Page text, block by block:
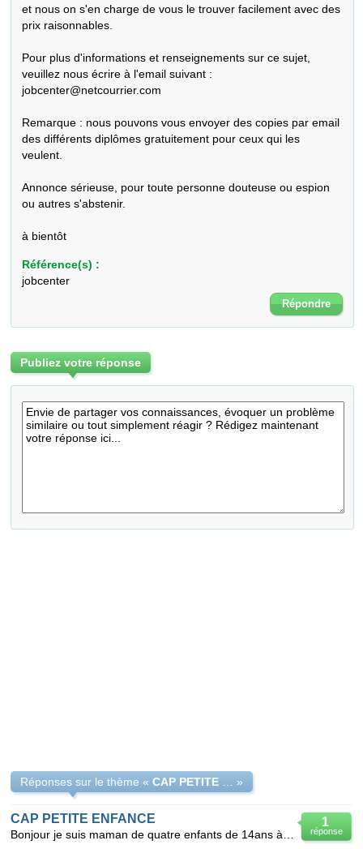
et nous on s'en charge de vous le trouver facilement avec des
prix raisonnables.
Pour plus d'informations et renseignements sur ce sujet,
veuillez nous écrire à l'email suivant :
jobcenter@netcourrier.com
Remarque : nous pouvons vous envoyer des copies par email
des différents diplômes gratuitement pour ceux qui les
veulent.
Annonce sérieuse, pour toute personne douteuse ou espion
ou autres s'abstenir.
à bientôt
Référence(s) :
jobcenter
Répondre
Publiez votre réponse
Réponses sur le thème « »
1
réponse
CAP PETITE ENFANCE